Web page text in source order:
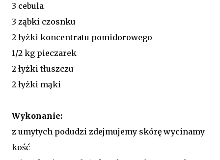
3 cebula
3 ząbki czosnku
2 łyżki koncentratu pomidorowego
1/2 kg pieczarek
2 łyżki tłuszczu
2 łyżki mąki
Wykonanie:
z umytych podudzi zdejmujemy skórę wycinamy
kość